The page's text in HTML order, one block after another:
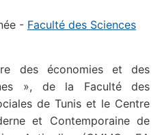
- Faculté des Sciences
des économies et des
», de la Faculté des
de Tunis et le Centre
et Contemporaine de